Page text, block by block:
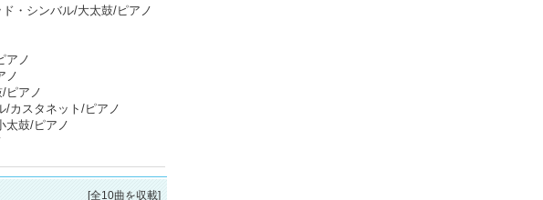
・シンバル/大太鼓/ピアノ
アノ
ノ
ピアノ
/カスタネット/ピアノ
太鼓/ピアノ
[全10曲を収載]